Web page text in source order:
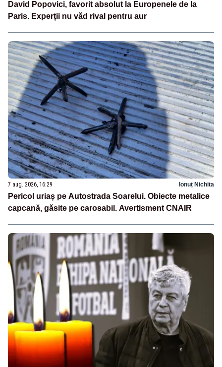
David Popovici, favorit absolut la Europenele de la
Paris. Experții nu văd rival pentru aur
7 aug. 2026, 16:29 Ionuț Nichita
Pericol uriaș pe Autostrada Soarelui. Obiecte metalice
capcană, găsite pe carosabil. Avertisment CNAIR